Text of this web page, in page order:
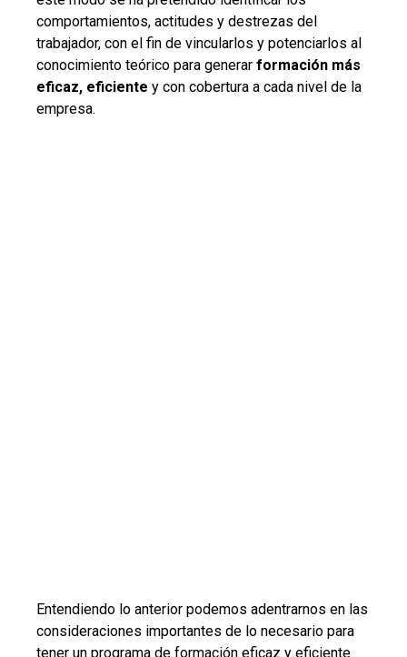
comportamientos, actitudes y destrezas del
trabajador, con el fin de vincularlos y potenciarlos al
conocimiento teórico para generar formación más
eficaz, eficiente y con cobertura a cada nivel de la
empresa.
Entendiendo lo anterior podemos adentrarnos en las
consideraciones importantes de lo necesario para
tener un programa de formación eficaz y eficiente